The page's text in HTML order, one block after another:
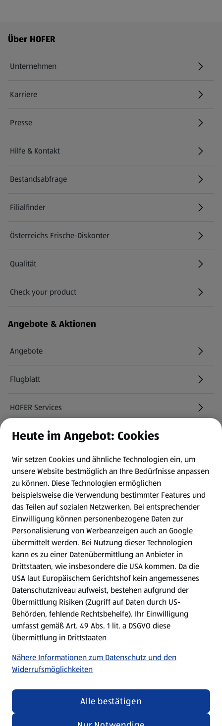
Fußzeilenmenü - weitere Links
Über HOFER
Unternehmen
Karriere
(öffnet in einem neuen Tab)
Presse
Hilfe & Kontakt
(öffnet in einem neuen Tab)
Bestandsabfrage
(öffnet in einem neuen Tab)
Filialfinder
Österreichs Frische-Diskonter
Qualität
Check your product
(öffnet in einem neuen Tab)
Angebote & Aktionen
Angebote
Flugblatt
HOFER Services
Newsletter
WhatsApp
Gewinnspiele
Mein HOFER. Meine Einkäufe.
Meine Meinung. Mein HOFER.
Gutscheingroßbestellung
(öffnet in einem neuen Tab)
Folge uns hier:
Jetzt die HOFER App downloaden
Datenschutz- und RichtlinienmenüSecurity Policy
(öffnet in einem neuen Tab)
Heute im Angebot: Cookies
Wir setzen Cookies und ähnliche Technologien ein, um
unsere Website bestmöglich an Ihre Bedürfnisse anpassen
zu können. Diese Technologien ermöglichen
beispielsweise die Verwendung bestimmter Features und
das Teilen auf sozialen Netzwerken. Bei entsprechender
Einwilligung können personenbezogene Daten zur
Personalisierung von Werbeanzeigen auch an Google
übermittelt werden. Bei Nutzung dieser Technologien
kann es zu einer Datenübermittlung an Anbieter in
Drittstaaten, wie insbesondere die USA kommen. Da die
USA laut Europäischem Gerichtshof kein angemessenes
Datenschutzniveau aufweist, bestehen aufgrund der
Übermittlung Risiken (Zugriff auf Daten durch US-
Behörden, fehlende Rechtsbehelfe). Ihr Einwilligung
umfasst gemäß Art. 49 Abs. 1 lit. a DSGVO diese
Übermittlung in Drittstaaten
Nähere Informationen zum Datenschutz und den
Widerrufsmöglichkeiten
Alle bestätigen